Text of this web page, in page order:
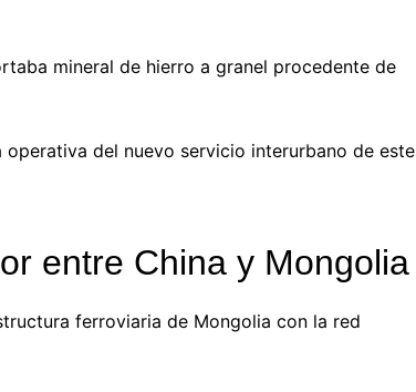
mineral de hierro a granel procedente de
del nuevo servicio interurbano de este
entre China y Mongolia
ferroviaria de Mongolia con la red